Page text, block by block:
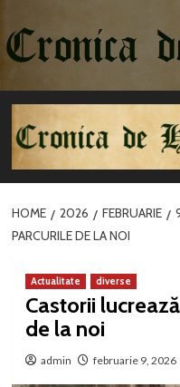
la
conținut
HOME 2026 FEBRUARIE
PARCURILE DE LA NOI
Actualitate diverse
Castorii
de la noi
admin februarie 9, 2026